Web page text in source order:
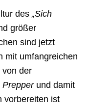
des „Sich
größer
sind jetzt
mit umfangreichen
von der
Prepperund damit
vorbereiten ist